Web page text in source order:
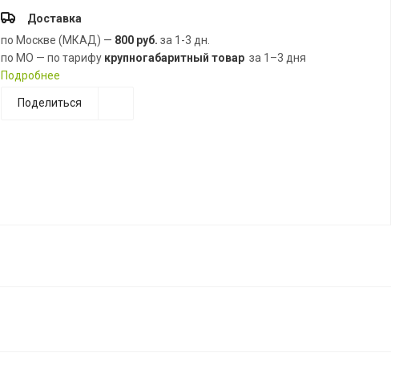
Доставка
по Москве (МКАД) — 800 руб. за 1-3 дн.
по МО — по тарифу крупногабаритный товар за 1–3 дня
Подробнее
Поделиться